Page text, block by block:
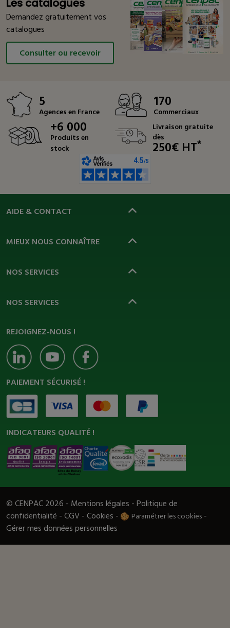
Les catalogues
Demandez gratuitement vos
catalogues
Consulter ou recevoir
5
Agences en France
170
Commerciaux
+6 000
Produits en
stock
Livraison gratuite
dès
250€ HT*
AIDE & CONTACT
MIEUX NOUS CONNAÎTRE
NOS SERVICES
NOS SERVICES
REJOIGNEZ-NOUS !
PAIEMENT SÉCURISÉ !
INDICATEURS QUALITÉ !
© CENPAC 2026 - Mentions légales -Politique de
confidentialité -CGV-Cookies - Paramétrer les cookies -
Gérer mes données personnelles